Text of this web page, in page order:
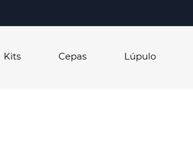
Kits Cepas Lúpulo